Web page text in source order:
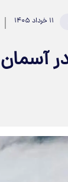
۱۱ خرداد ۱۴۰۵